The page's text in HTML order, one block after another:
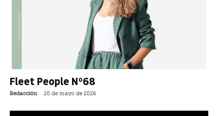
Fleet People Nº68
Redacción - 20 de mayo de 2026